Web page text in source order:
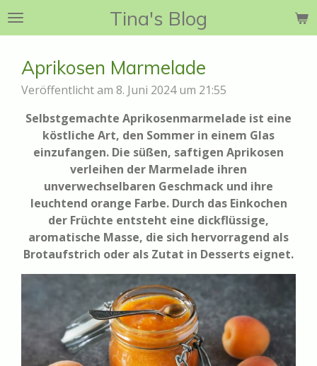
Zum
Tina's Blog
Aprikosen Marmelade
Veröffentlicht am 8. Juni 2024 um 21:55
Selbstgemachte Aprikosenmarmelade ist eine
köstliche Art, den Sommer in einem Glas
einzufangen. Die süßen, saftigen Aprikosen
verleihen der Marmelade ihren
unverwechselbaren Geschmack und ihre
leuchtend orange Farbe. Durch das Einkochen
der Früchte entsteht eine dickflüssige,
aromatische Masse, die sich hervorragend als
Brotaufstrich oder als Zutat in Desserts eignet.